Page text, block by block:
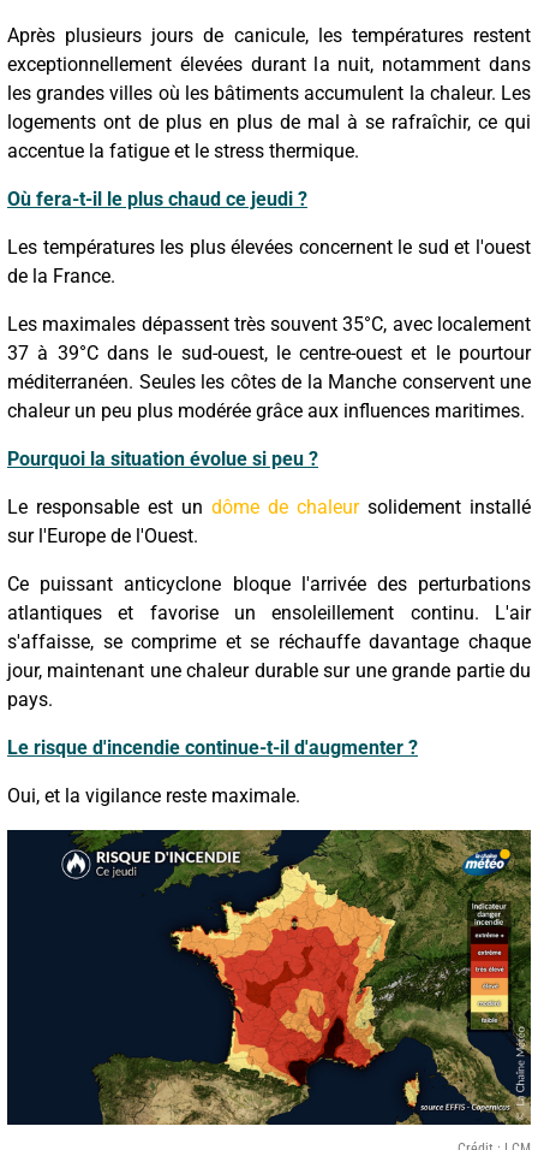
Après plusieurs jours de canicule, les températures restent
exceptionnellement élevées durant la nuit, notamment dans
les grandes villes où les bâtiments accumulent la chaleur. Les
logements ont de plus en plus de mal à se rafraîchir, ce qui
accentue la fatigue et le stress thermique.
Où fera-t-il le plus chaud ce jeudi ?
Les températures les plus élevées concernent le sud et l'ouest
de la France.
Les maximales dépassent très souvent 35°C, avec localement
37 à 39°C dans le sud-ouest, le centre-ouest et le pourtour
méditerranéen. Seules les côtes de la Manche conservent une
chaleur un peu plus modérée grâce aux influences maritimes.
Pourquoi la situation évolue si peu ?
Le responsable est un dôme de chaleursolidement installé
sur l'Europe de l'Ouest.
Ce puissant anticyclone bloque l'arrivée des perturbations
atlantiques et favorise un ensoleillement continu. L'air
s'affaisse, se comprime et se réchauffe davantage chaque
jour, maintenant une chaleur durable sur une grande partie du
pays.
Le risque d'incendie continue-t-il d'augmenter ?
Oui, et la vigilance reste maximale.